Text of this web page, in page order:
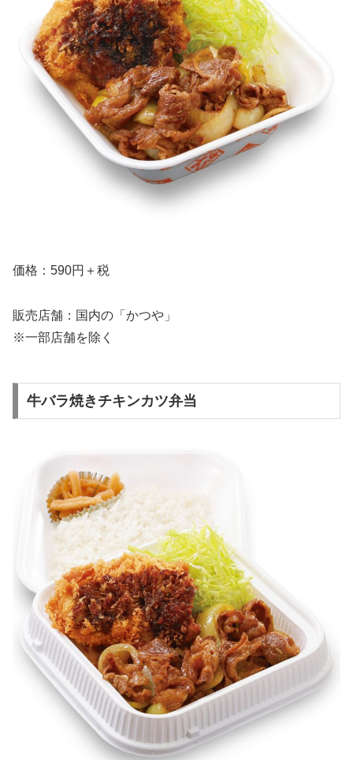
価格：590円＋税
販売店舗：国内の「かつや」
※一部店舗を除く
牛バラ焼きチキンカツ弁当